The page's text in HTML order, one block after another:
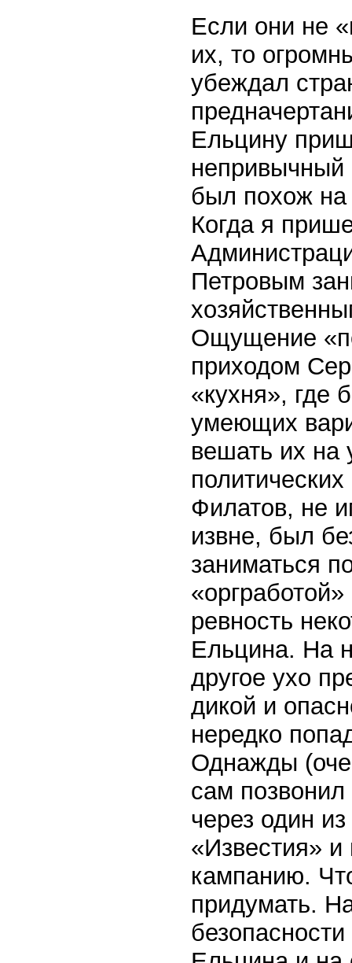
Если они не
их, то
убеждал
Ельцину
непривычный
был похож на
Когда я
Петровым
Ощущение
приходом
«кухня», где
умеющих
вешать их
Филатов, не
извне, был
заниматься
ревность
Ельцина. На
другое ухо
дикой и
нередко
Однажды
сам позвонил
через один
«Известия» и
кампанию.
придумать.